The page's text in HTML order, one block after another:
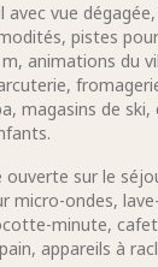
avec vue
pistes
animations du
magasins de ski,
ouverte sur le
micro-ondes,
minute,
appareils à